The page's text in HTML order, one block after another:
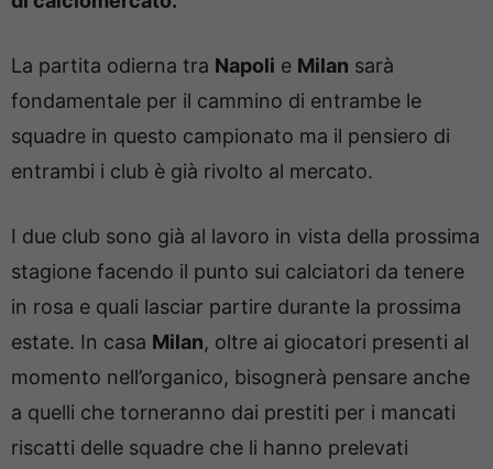
La partita odierna tra Napoli e Milan sarà
fondamentale per il cammino di entrambe le
squadre in questo campionato ma il pensiero di
entrambi i club è già rivolto al mercato.
I due club sono già al lavoro in vista della prossima
stagione facendo il punto sui calciatori da tenere
in rosa e quali lasciar partire durante la prossima
estate. In casa Milan, oltre ai giocatori presenti al
momento nell’organico, bisognerà pensare anche
a quelli che torneranno dai prestiti per i mancati
riscatti delle squadre che li hanno prelevati